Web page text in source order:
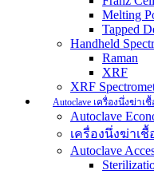
Melting
Tapped
Handheld
Raman
XRF
XRF
Autoclave เครื่องนึ่งฆ่าเชื้
Autoclave
เครื่องนึ่งฆ่าเชื้
Autoclave